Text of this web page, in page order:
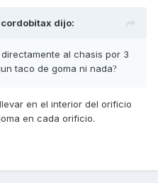
cordobitax dijo:
al chasis por 3
taco de goma ni nada?
en el interior del orificio
en cada orificio.